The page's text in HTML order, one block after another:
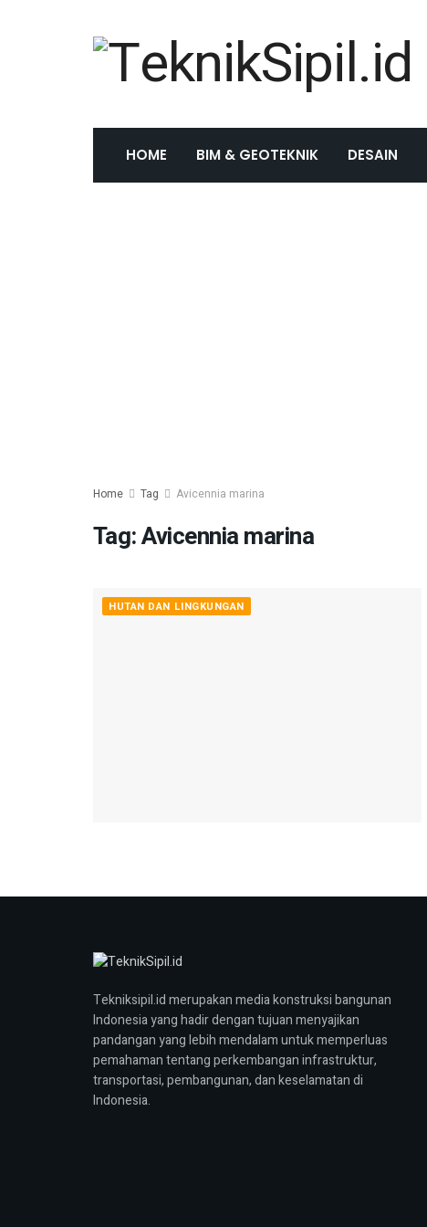
HOME BIM & GEOTEKNIK DESAIN
Home Tag Avicennia marina
Tag:Avicennia marina
HUTAN DAN LINGKUNGAN
Tekniksipil.id merupakan media konstruksi bangunan
Indonesia yang hadir dengan tujuan menyajikan
pandangan yang lebih mendalam untuk memperluas
pemahaman tentang perkembangan infrastruktur,
transportasi, pembangunan, dan keselamatan di
Indonesia.